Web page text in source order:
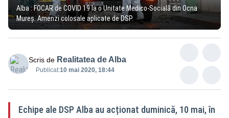
Alba : FOCAR de COVID 19 la o Unitate Medico-Socială din Ocna
Mureș. Amenzi colosale aplicate de DSP.
Scris de Realitatea de Alba
Publicat:10 mai 2020, 18:44
Echipe ale DSP Alba au acționat duminică, 10 mai, în